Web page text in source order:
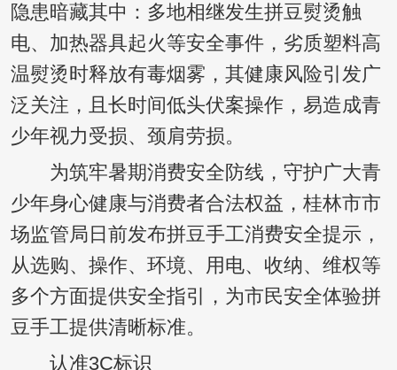
隐患暗藏其中：多地相继发生拼豆熨烫触
电、加热器具起火等安全事件，劣质塑料高
温熨烫时释放有毒烟雾，其健康风险引发广
泛关注，且长时间低头伏案操作，易造成青
少年视力受损、颈肩劳损。
为筑牢暑期消费安全防线，守护广大青
少年身心健康与消费者合法权益，桂林市市
场监管局日前发布拼豆手工消费安全提示，
从选购、操作、环境、用电、收纳、维权等
多个方面提供安全指引，为市民安全体验拼
豆手工提供清晰标准。
认准3C标识